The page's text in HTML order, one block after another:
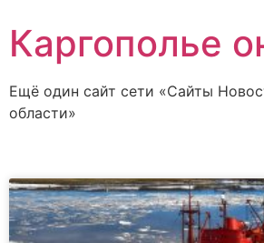
Каргополье
Ещё один сайт сети «Сайты
области»